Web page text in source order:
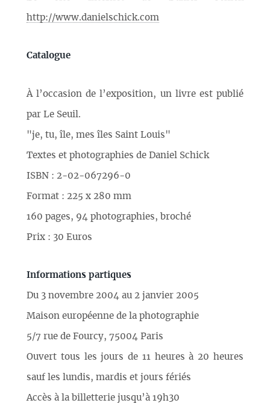
http://www.danielschick.com
Catalogue
À l’occasion de l’exposition, un livre est publié
par Le Seuil.
"je, tu, île, mes îles Saint Louis"
Textes et photographies de Daniel Schick
ISBN : 2-02-067296-0
Format : 225 x 280 mm
160 pages, 94 photographies, broché
Prix : 30 Euros
Informations partiques
Du 3 novembre 2004 au 2 janvier 2005
Maison européenne de la photographie
5/7 rue de Fourcy, 75004 Paris
Ouvert tous les jours de 11 heures à 20 heures
sauf les lundis, mardis et jours fériés
Accès à la billetterie jusqu’à 19h30